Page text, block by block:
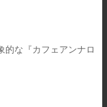
的な『カフェアンナロ